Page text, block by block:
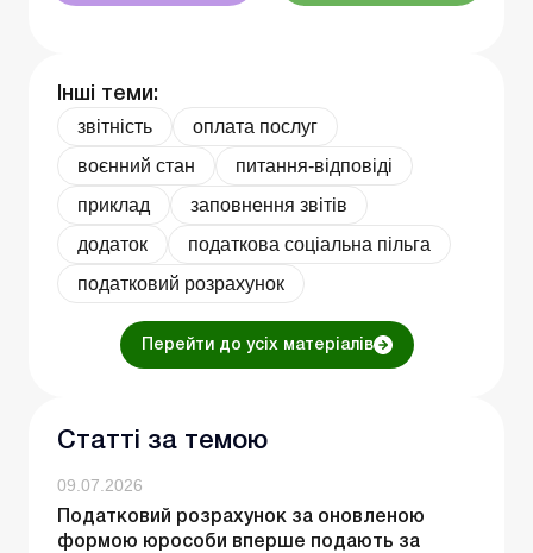
Інші теми:
звітність
оплата послуг
воєнний стан
питання-відповіді
приклад
заповнення звітів
додаток
податкова соціальна пільга
податковий розрахунок
Перейти до усіх матеріалів
Статті за темою
09.07.2026
Податковий розрахунок за оновленою
формою юрособи вперше подають за